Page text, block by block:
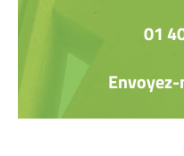
01